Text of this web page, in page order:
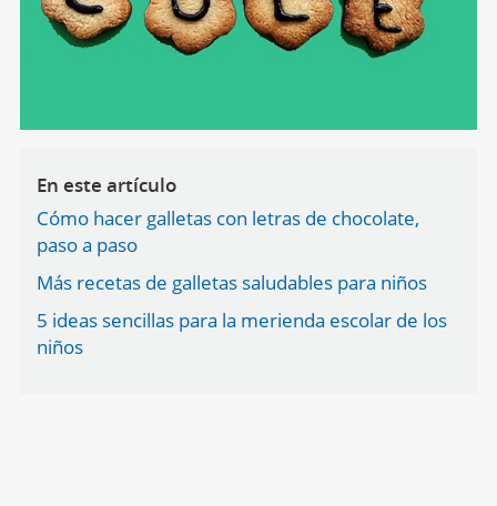
En este artículo
Cómo hacer galletas con letras de chocolate,
paso a paso
Más recetas de galletas saludables para niños
5 ideas sencillas para la merienda escolar de los
niños